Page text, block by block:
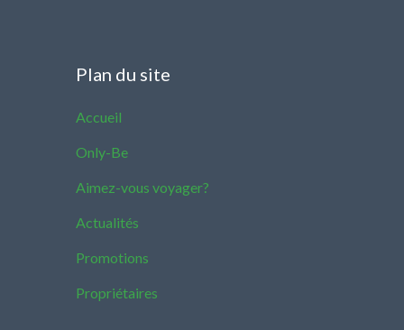
Plan du site
Accueil
Only-Be
Aimez-vous voyager?
Actualités
Promotions
Propriétaires